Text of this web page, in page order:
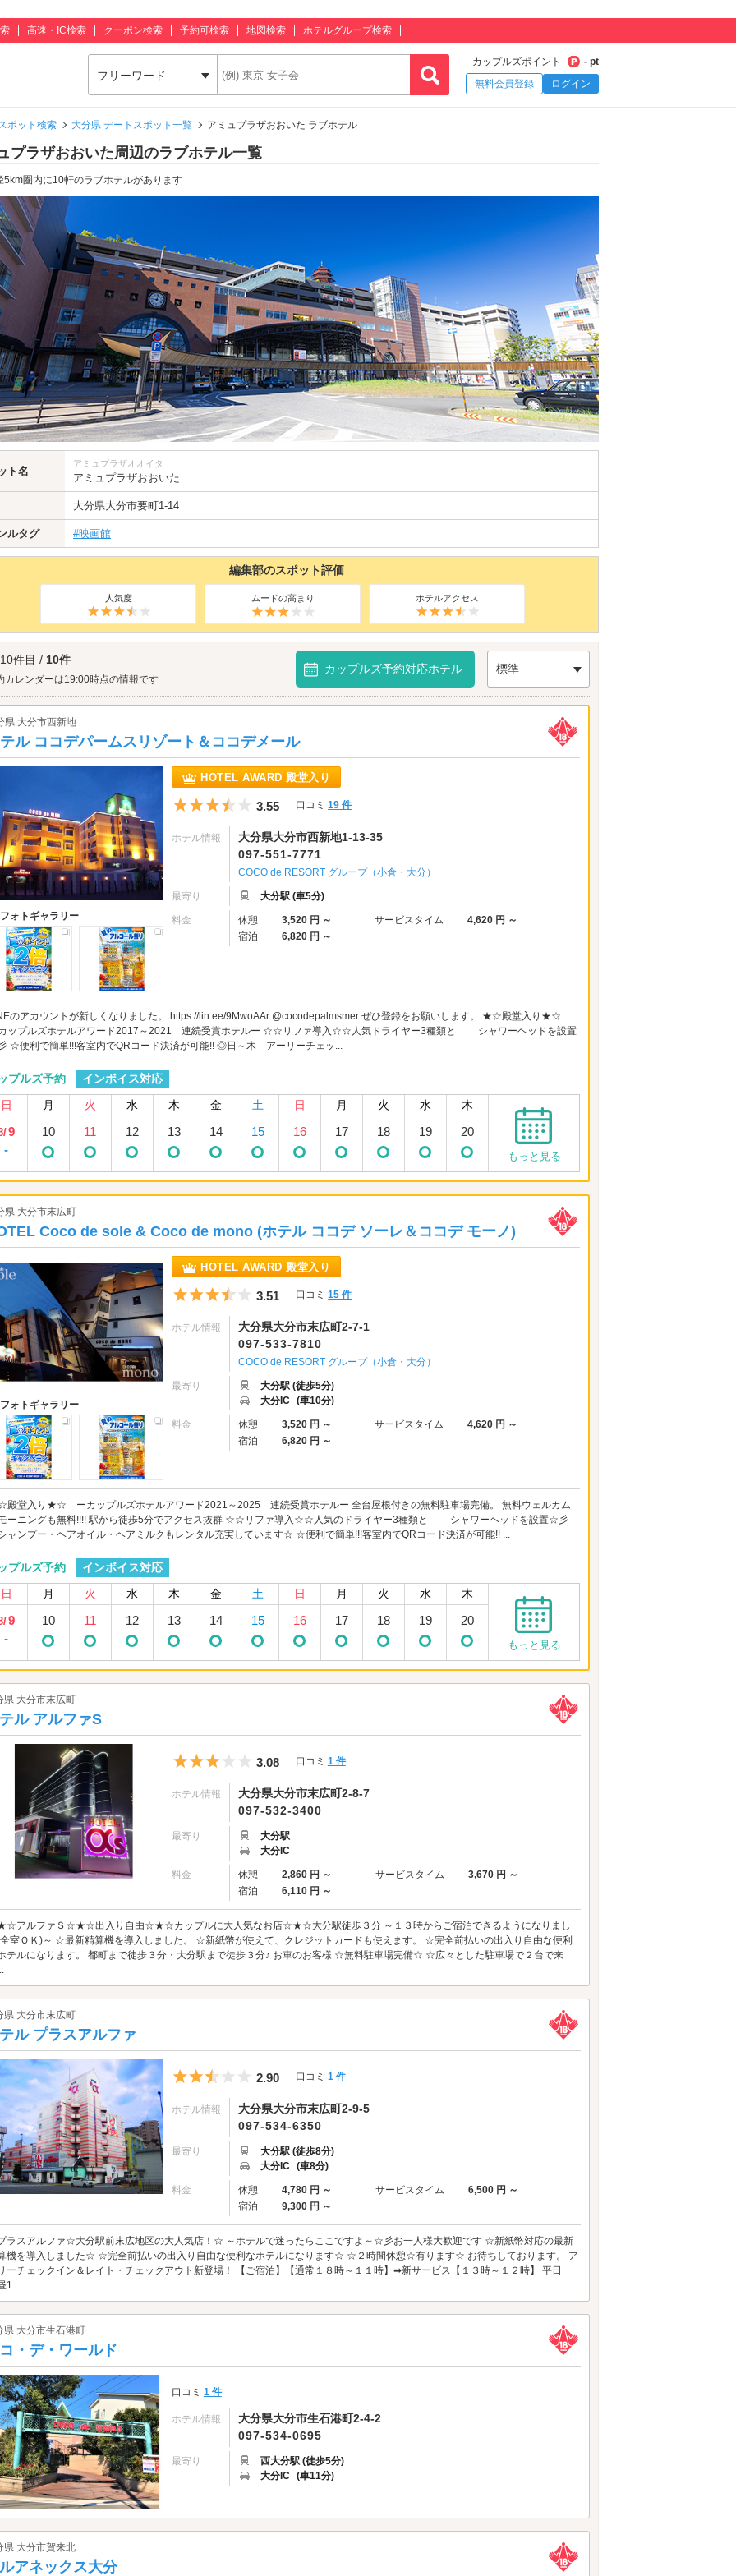
高速・IC検索 クーポン検索 予約可検索 地図検索 ホテルグループ検索
フリーワード
カップルズポイント
- pt
無料会員登録
ログイン
ポット検索 大分県 デートスポット一覧 アミュプラザおおいた ラブホテル
プラザおおいた周辺のラブホテル一覧
5km圏内に10軒のラブホテルがあります
ト名
アミュプラザオオイタ
アミュプラザおおいた
大分県大分市要町1-14
ルタグ #映画館
編集部のスポット評価
人気度 ムードの高まり ホテルアクセス
件目 / 10件
レンダーは19:00時点の情報です
カップルズ予約対応ホテル 標準
県 大分市西新地
ル ココデパームスリゾート＆ココデメール
フォトギャラリー
HOTEL AWARD 殿堂入り
5つ星のうち3.5
3.55 口コミ19 件
ホテル情報
大分県大分市西新地1-13-35
097-551-7771
COCO de RESORT グループ（小倉・大分）
最寄り 大分駅 (車5分)
料金 休憩 3,520 円 ～ サービスタイム
4,620 円 ～
宿泊
6,820 円 ～
のアカウントが新しくなりました。 https://lin.ee/9MwoAAr @cocodepalmsmer ぜひ登録をお願いします。 ★☆殿堂入り★☆
ップルズホテルアワード2017～2021 連続受賞ホテルー ☆☆リファ導入☆☆人気ドライヤー3種類と シャワーヘッドを設置
☆便利で簡単!!!客室内でQRコード決済が可能!! ◎日～木 アーリーチェッ...
プルズ予約
インボイス対応
日
月 火 水 木 金 土 日 月 火 水 木
9
-
10 11 12 13 14 15 16 17 18 19 20
もっと見る
県 大分市末広町
Coco de sole & Coco de mono (ホテル ココデ ソーレ＆ココデ モーノ)
フォトギャラリー
HOTEL AWARD 殿堂入り
5つ星のうち3.5
3.51 口コミ15 件
ホテル情報
大分県大分市末広町2-7-1
097-533-7810
COCO de RESORT グループ（小倉・大分）
最寄り
大分駅 (徒歩5分)
大分IC (車10分)
料金 休憩 3,520 円 ～ サービスタイム
4,620 円 ～
宿泊
6,820 円 ～
堂入り★☆ ーカップルズホテルアワード2021～2025 連続受賞ホテルー 全台屋根付きの無料駐車場完備。 無料ウェルカム
ーニングも無料!!!! 駅から徒歩5分でアクセス抜群 ☆☆リファ導入☆☆人気のドライヤー3種類と シャワーヘッドを設置☆彡
ャンプー・ヘアオイル・ヘアミルクもレンタル充実しています☆ ☆便利で簡単!!!客室内でQRコード決済が可能!! ...
プルズ予約
インボイス対応
日
月 火 水 木 金 土 日 月 火 水 木
9
-
10 11 12 13 14 15 16 17 18 19 20
もっと見る
県 大分市末広町
ル アルファS
5つ星のうち3
3.08 口コミ 1 件
ホテル情報
大分県大分市末広町2-8-7
097-532-3400
最寄り
大分駅
大分IC
料金 休憩 2,860 円 ～ サービスタイム
3,670 円 ～
宿泊
6,110 円 ～
アルファＳ☆★☆出入り自由☆★☆カップルに大人気なお店☆★☆大分駅徒歩３分 ～１３時からご宿泊できるようになりまし
室ＯＫ)～ ☆最新精算機を導入しました。 ☆新紙幣が使えて、クレジットカードも使えます。 ☆完全前払いの出入り自由な便利
テルになります。 都町まで徒歩３分・大分駅まで徒歩３分♪ お車のお客様 ☆無料駐車場完備☆ ☆広々とした駐車場で２台で来
県 大分市末広町
ル プラスアルファ
5つ星のうち2.5
2.90 口コミ 1 件
ホテル情報
大分県大分市末広町2-9-5
097-534-6350
最寄り
大分駅 (徒歩8分)
大分IC (車8分)
料金 休憩 4,780 円 ～ サービスタイム
6,500 円 ～
宿泊
9,300 円 ～
ラスアルファ☆大分駅前末広地区の大人気店！☆ ～ホテルで迷ったらここですよ～☆彡お一人様大歓迎です ☆新紙幣対応の最新
機を導入しました☆ ☆完全前払いの出入り自由な便利なホテルになります☆ ☆２時間休憩☆有ります☆ お待ちしております。 ア
ーチェックイン＆レイト・チェックアウト新登場！ 【ご宿泊】【通常１８時～１１時】➡新サービス【１３時～１２時】 平日
1...
県 大分市生石港町
・デ・ワールド
口コミ 1 件
ホテル情報
大分県大分市生石港町2-4-2
097-534-0695
最寄り
西大分駅 (徒歩5分)
大分IC (車11分)
県 大分市賀来北
アネックス大分